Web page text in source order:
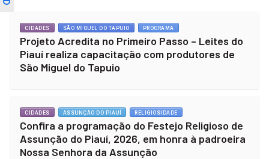
CIDADES SÃO MIGUEL DO TAPUIO PROGRAMA
Projeto Acredita no Primeiro Passo – Leites do
Piauí realiza capacitação com produtores de
São Miguel do Tapuio
CIDADES ASSUNÇÃO DO PIAUÍ RELIGIOSIDADE
Confira a programação do Festejo Religioso de
Assunção do Piauí, 2026, em honra à padroeira
Nossa Senhora da Assunção